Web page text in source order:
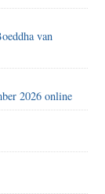
van
2026 online